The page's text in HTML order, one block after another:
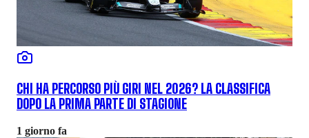
CHI HA PERCORSO PIÙ GIRI NEL 2026? LA CLASSIFICA
DOPO LA PRIMA PARTE DI STAGIONE
1 giorno fa